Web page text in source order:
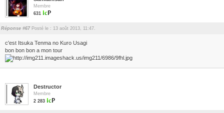
Membre
631
Réponse #67 Posté le : 13 août 2013, 11:47.
c'est Itsuka Tenma no Kuro Usagi
bon bon bon a mon tour
Destructor
Membre
2 283